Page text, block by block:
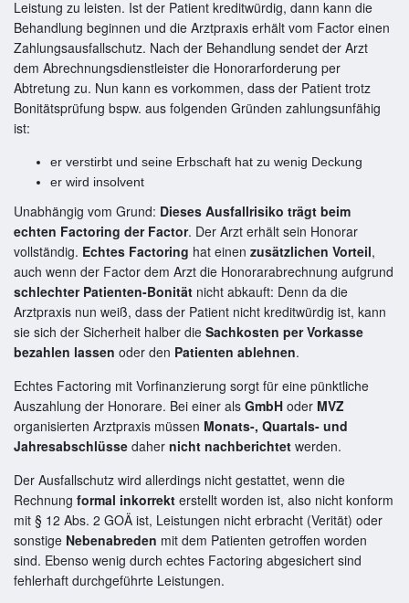
Leistung zu leisten. Ist der Patient kreditwürdig, dann kann die
Behandlung beginnen und die Arztpraxis erhält vom Factor einen
Zahlungsausfallschutz. Nach der Behandlung sendet der Arzt
dem Abrechnungsdienstleister die Honorarforderung per
Abtretung zu. Nun kann es vorkommen, dass der Patient trotz
Bonitätsprüfung bspw. aus folgenden Gründen zahlungsunfähig
ist:
er verstirbt und seine Erbschaft hat zu wenig Deckung
er wird insolvent
Unabhängig vom Grund: Dieses Ausfallrisiko trägt beim
echten Factoring der Factor. Der Arzt erhält sein Honorar
vollständig. Echtes Factoring hat einen zusätzlichen Vorteil,
auch wenn der Factor dem Arzt die Honorarabrechnung aufgrund
schlechter Patienten-Bonität nicht abkauft: Denn da die
Arztpraxis nun weiß, dass der Patient nicht kreditwürdig ist, kann
sie sich der Sicherheit halber die Sachkosten per Vorkasse
bezahlen lassen oder den Patienten ablehnen.
Echtes Factoring mit Vorfinanzierung sorgt für eine pünktliche
Auszahlung der Honorare. Bei einer als GmbH oder MVZ
organisierten Arztpraxis müssen Monats-, Quartals- und
Jahresabschlüsse daher nicht nachberichtet werden.
Der Ausfallschutz wird allerdings nicht gestattet, wenn die
Rechnung formal inkorrekt erstellt worden ist, also nicht konform
mit § 12 Abs. 2 GOÄ ist, Leistungen nicht erbracht (Verität) oder
sonstige Nebenabreden mit dem Patienten getroffen worden
sind. Ebenso wenig durch echtes Factoring abgesichert sind
fehlerhaft durchgeführte Leistungen.